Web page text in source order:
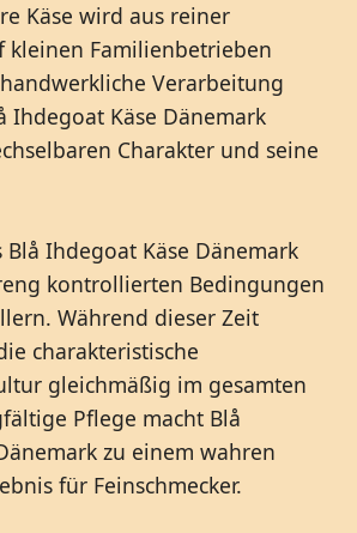
Käse wird aus reiner
kleinen Familienbetrieben
Verarbeitung
Ihdegoat Käse Dänemark
Charakter und seine
Blå Ihdegoat Käse Dänemark
kontrollierten Bedingungen
Während dieser Zeit
charakteristische
gleichmäßig im gesamten
Pflege macht Blå
zu einem wahren
für Feinschmecker.